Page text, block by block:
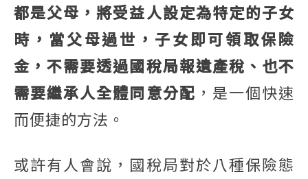
都是父母，將受益人設定為特定的子女
時，當父母過世，子女即可領取保險
金，不需要透過國稅局報遺產稅、也不
需要繼承人全體同意分配 ，是一個快速
而便捷的方法。
或許有人會說，國稅局對於八種保險態